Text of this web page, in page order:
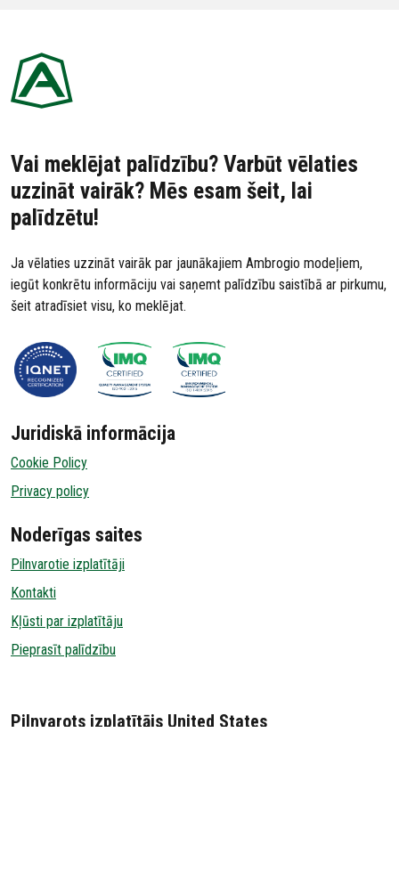
Vai meklējat palīdzību? Varbūt vēlaties
uzzināt vairāk? Mēs esam šeit, lai
palīdzētu!
Ja vēlaties uzzināt vairāk par jaunākajiem Ambrogio modeļiem,
iegūt konkrētu informāciju vai saņemt palīdzību saistībā ar pirkumu,
šeit atradīsiet visu, ko meklējat.
Juridiskā informācija
Cookie Policy
Privacy policy
Noderīgas saites
Pilnvarotie izplatītāji
Kontakti
Kļūsti par izplatītāju
Pieprasīt palīdzību
Pilnvarots izplatītājs United States